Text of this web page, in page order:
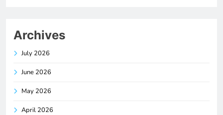
Archives
July 2026
June 2026
May 2026
April 2026